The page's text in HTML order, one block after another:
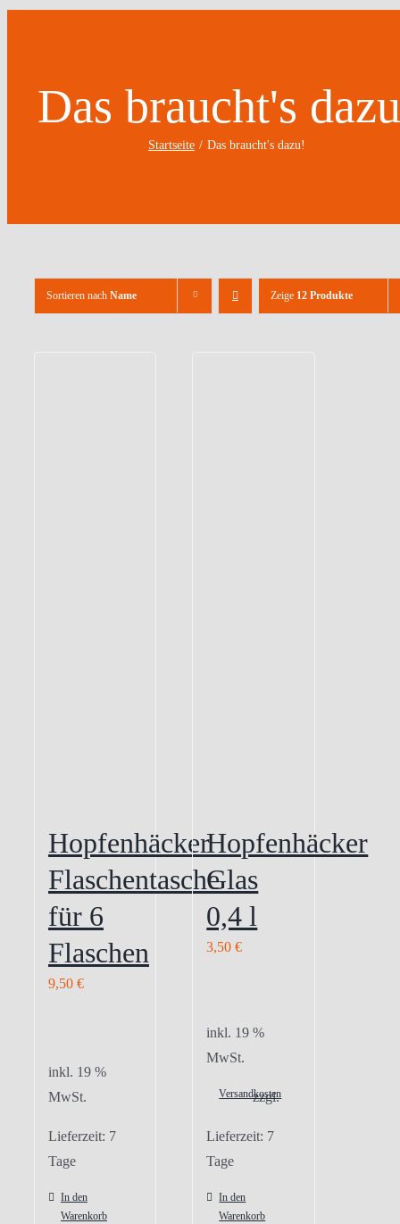
Das braucht's
Startseite Das braucht's dazu!
Sortieren nach Name Zeige 12 Produkte
Hopfenhäcker
Flaschentasche
für 6
Flaschen
9,50 €
inkl. 19 %
MwSt.
Lieferzeit: 7
Tage
In den
Warenkorb
Hopfenhäcker
Glas
0,4 l
3,50€
inkl. 19 %
MwSt.
zzgl.
Versandkosten
Lieferzeit: 7
Tage
In den
Warenkorb